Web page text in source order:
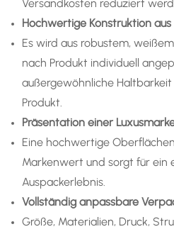
Versandkosten reduziert
Hochwertige Konstruktion
Es wird aus robustem,
nach Produkt individuell
außergewöhnliche
Produkt.
Präsentation einer
Eine hochwertige
Markenwert und sorgt für ein
Auspackerlebnis.
Vollständig anpassbare
Größe, Materialien, Druck,